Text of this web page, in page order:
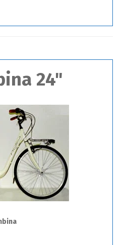
24"